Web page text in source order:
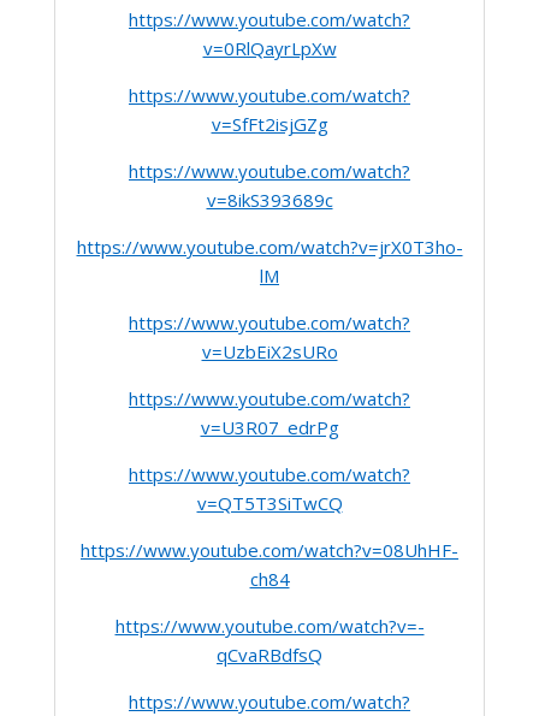
https://www.youtube.com/watch?
v=0RlQayrLpXw
https://www.youtube.com/watch?
v=SfFt2isjGZg
https://www.youtube.com/watch?
v=8ikS393689c
https://www.youtube.com/watch?v=jrX0T3ho-
lM
https://www.youtube.com/watch?
v=UzbEiX2sURo
https://www.youtube.com/watch?
v=U3R07_edrPg
https://www.youtube.com/watch?
v=QT5T3SiTwCQ
https://www.youtube.com/watch?v=08UhHF-
ch84
https://www.youtube.com/watch?v=-
qCvaRBdfsQ
https://www.youtube.com/watch?